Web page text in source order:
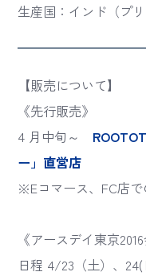
生産国：インド（プリ
【販売について】
《先行販売》
4 月中旬～
ー」直営店
※Eコマース、FC店で
《アースデイ東京
日程 4/23（土）、